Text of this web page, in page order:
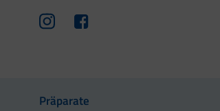
Präparate